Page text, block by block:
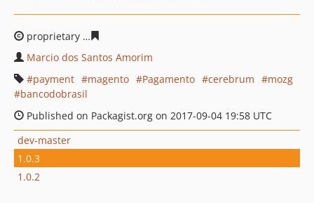
proprietary
Marcio dos Santos Amorim
payment
magento Pagamento cerebrum
mozg
bancodobrasil
Published on Packagist.org on 2017-09-04 19:58 UTC
dev-master
1.0.3
1.0.2